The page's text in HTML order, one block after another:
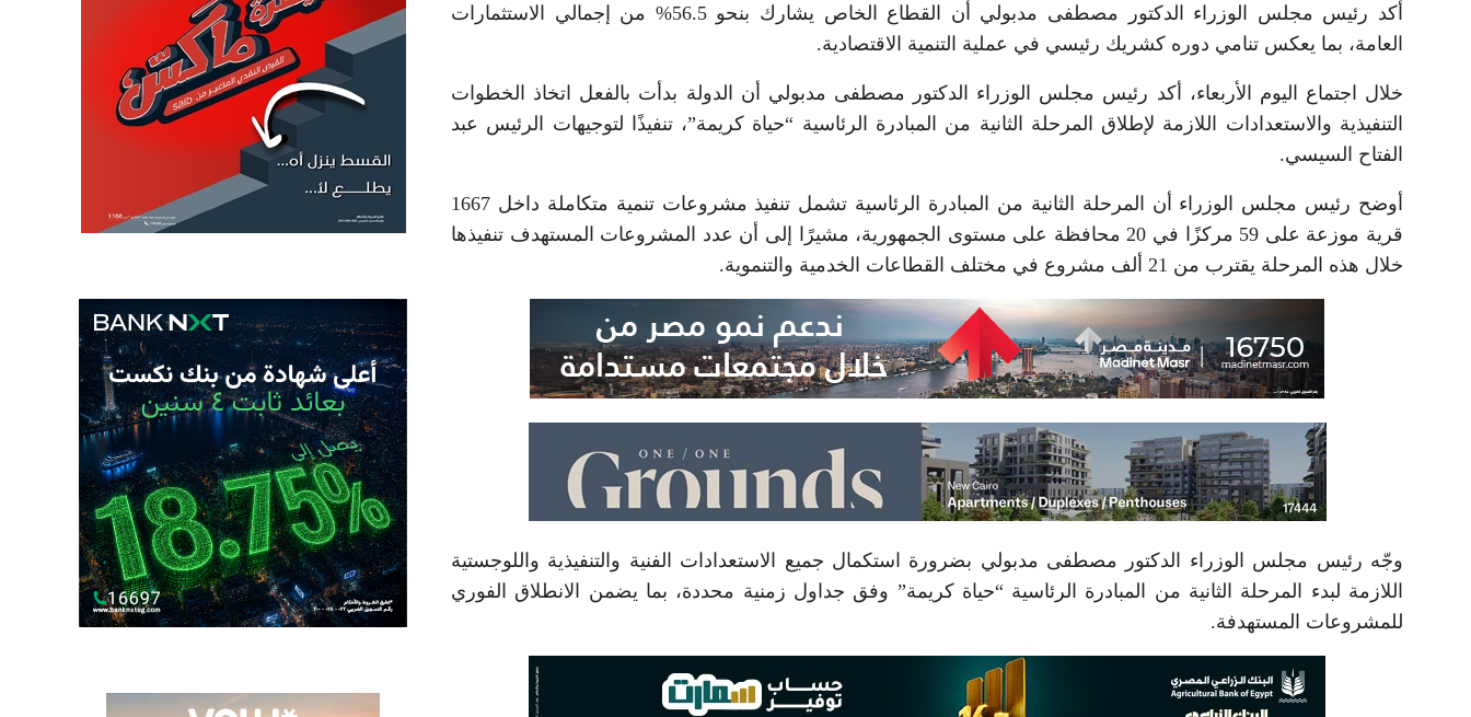
أكد رئيس مجلس الوزراء الدكتور مصطفى مدبولي أن القطاع الخاص يشارك بنحو 56.5% من إجمالي الاستثمارات
العامة، بما يعكس تنامي دوره كشريك رئيسي في عملية التنمية الاقتصادية.
خلال اجتماع اليوم الأربعاء، أكد رئيس مجلس الوزراء الدكتور مصطفى مدبولي أن الدولة بدأت بالفعل اتخاذ الخطوات
التنفيذية والاستعدادات اللازمة لإطلاق المرحلة الثانية من المبادرة الرئاسية “حياة كريمة”، تنفيذًا لتوجيهات الرئيس عبد
الفتاح السيسي.
أوضح رئيس مجلس الوزراء أن المرحلة الثانية من المبادرة الرئاسية تشمل تنفيذ مشروعات تنمية متكاملة داخل 1667
قرية موزعة على 59 مركزًا في 20 محافظة على مستوى الجمهورية، مشيرًا إلى أن عدد المشروعات المستهدف تنفيذها
خلال هذه المرحلة يقترب من 21 ألف مشروع في مختلف القطاعات الخدمية والتنموية.
وجّه رئيس مجلس الوزراء الدكتور مصطفى مدبولي بضرورة استكمال جميع الاستعدادات الفنية والتنفيذية واللوجستية
اللازمة لبدء المرحلة الثانية من المبادرة الرئاسية “حياة كريمة” وفق جداول زمنية محددة، بما يضمن الانطلاق الفوري
للمشروعات المستهدفة.